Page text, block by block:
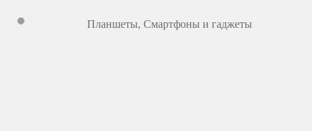
Планшеты, Смартфоны и гаджеты